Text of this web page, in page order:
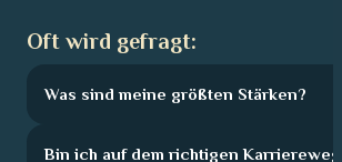
Oft wird gefragt:
Was sind meine größten Stärken?
Bin ich auf dem richtigen Karriereweg?